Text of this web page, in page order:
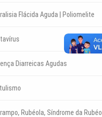
Flácida Aguda | Poliomelite
Diarreicas Agudas
Rubéola, Síndrome da